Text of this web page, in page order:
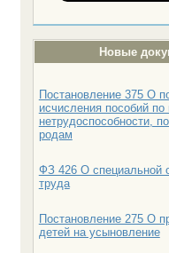
Новые
Постановление 375 О
исчисления пособий по
нетрудоспособности,
родам
ФЗ 426 О специальной
труда
Постановление 275 О
детей на усыновление